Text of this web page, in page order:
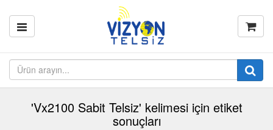
'Vx2100 Sabit Telsiz' kelimesi için etiket
sonuçları